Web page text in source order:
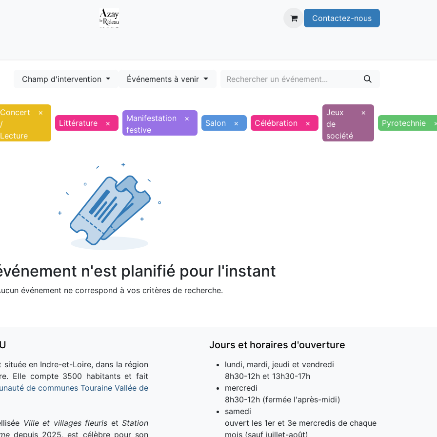
Contactez-nous
Champ d'intervention Événements à venir
Concert
/
Lecture
×
Littérature
×
Manifestation
festive
× Salon × Célébration ×
Jeux
de
société
×
Pyrotechnie
n'est planifié pour l'instant
événement ne correspond à vos critères de recherche.
située en Indre-et-Loire, dans la région
Elle compte 3500 habitants et fait
de communes Touraine Vallée de
Ville et villages fleuris et Station
depuis 2025, est célèbre pour son
Jours et horaires d'ouverture
lundi, mardi, jeudi et vendredi
8h30-12h et 13h30-17h
mercredi
8h30-12h (fermée l'après-midi)
samedi
ouvert les 1er et 3e mercredis de chaque
mois (sauf juillet-août)